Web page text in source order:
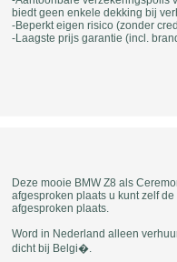
biedt geen enkele dekking bij
-Beperkt eigen risico (zonder
-Laagste prijs garantie (incl.
Deze mooie BMW Z8 als
afgesproken plaats u kunt zelf
afgesproken plaats.
Word in Nederland alleen
dicht bij Belgi�.